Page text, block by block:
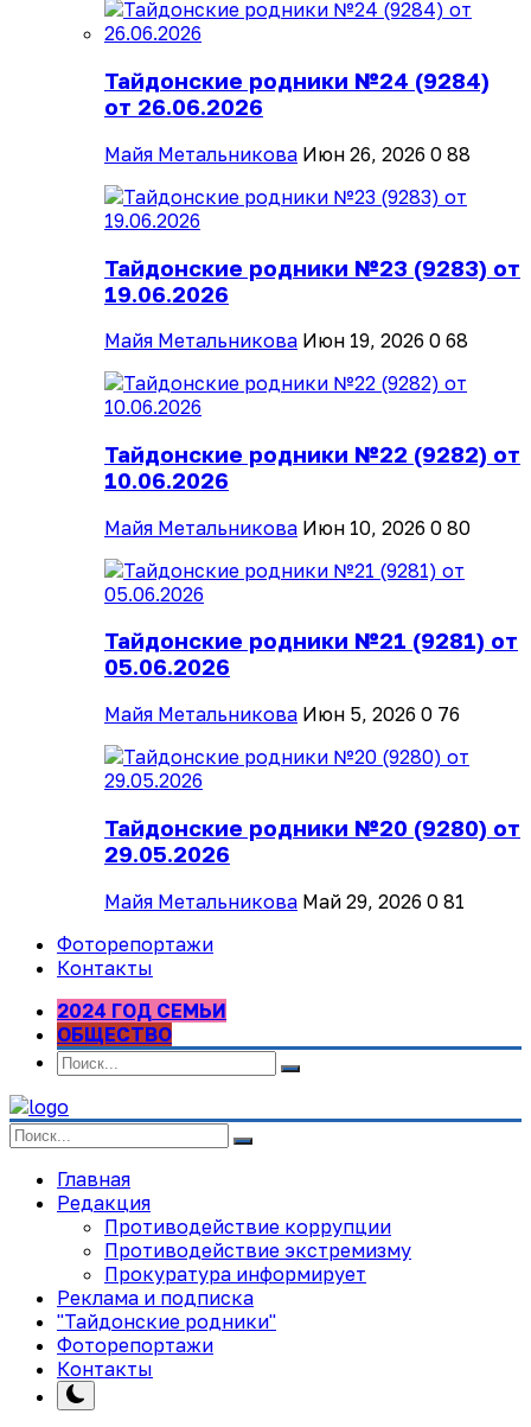
Тайдонские родники №24 (9284)
от 26.06.2026
Майя Метальникова Июн 26, 2026 0 88
Тайдонские родники №23 (9283) от
19.06.2026
Майя Метальникова Июн 19, 2026 0 68
Тайдонские родники №22 (9282) от
10.06.2026
Майя Метальникова Июн 10, 2026 0 80
Тайдонские родники №21 (9281) от
05.06.2026
Майя Метальникова Июн 5, 2026 0 76
Тайдонские родники №20 (9280) от
29.05.2026
Майя Метальникова Май 29, 2026 0 81
Фоторепортажи
Контакты
2024 ГОД СЕМЬИ
ОБЩЕСТВО
Главная
Редакция
Противодействие коррупции
Противодействие экстремизму
Прокуратура информирует
Реклама и подписка
"Тайдонские родники"
Фоторепортажи
Контакты